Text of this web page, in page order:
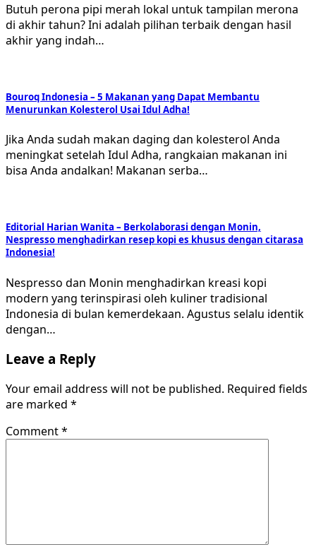
Butuh perona pipi merah lokal untuk tampilan merona
di akhir tahun? Ini adalah pilihan terbaik dengan hasil
akhir yang indah…
Bouroq Indonesia – 5 Makanan yang Dapat Membantu
Menurunkan Kolesterol Usai Idul Adha!
Jika Anda sudah makan daging dan kolesterol Anda
meningkat setelah Idul Adha, rangkaian makanan ini
bisa Anda andalkan! Makanan serba…
Editorial Harian Wanita – Berkolaborasi dengan Monin,
Nespresso menghadirkan resep kopi es khusus dengan citarasa
Indonesia!
Nespresso dan Monin menghadirkan kreasi kopi
modern yang terinspirasi oleh kuliner tradisional
Indonesia di bulan kemerdekaan. Agustus selalu identik
dengan…
Leave a Reply
Your email address will not be published. Required fields
are marked *
Comment*